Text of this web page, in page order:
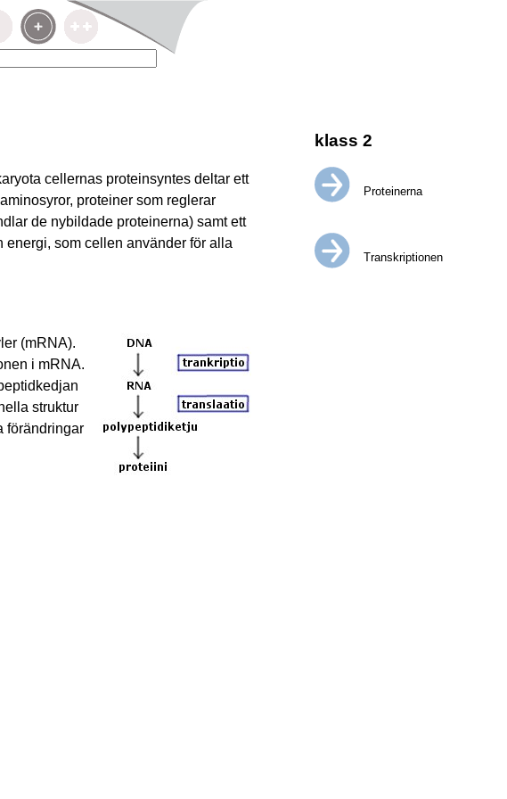
klass 2
Proteinerna
Transkriptionen
cellernas proteinsyntes deltar ett
proteiner som reglerar
de nybildade proteinerna) samt ett
som cellen använder för alla
(mRNA).
i mRNA.
struktur
förändringar